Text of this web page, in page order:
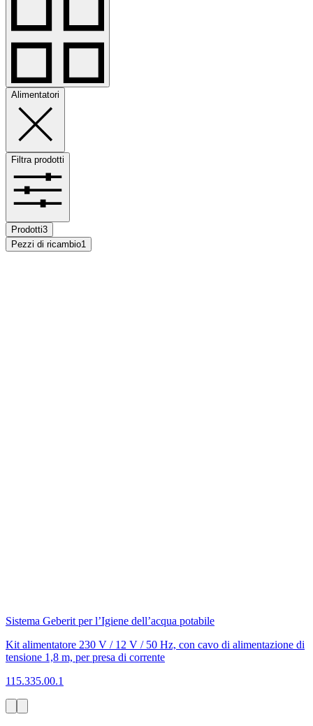
Alimentatori
Filtra prodotti
Prodotti3
Pezzi di ricambio1
Sistema Geberit per l’Igiene dell’acqua potabile
Kit alimentatore 230 V / 12 V / 50 Hz, con cavo di alimentazione di
tensione 1,8 m, per presa di corrente
115.335.00.1